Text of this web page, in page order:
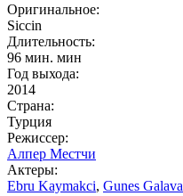
Оригинальное:
Siccin
Длительность:
96 мин. мин
Год выхода:
2014
Страна:
Турция
Режиссер:
Алпер Местчи
Актеры:
Ebru Kaymakci, Gunes Galava